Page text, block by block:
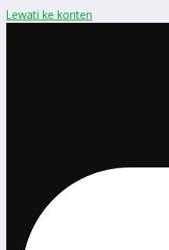
Lewati ke konten